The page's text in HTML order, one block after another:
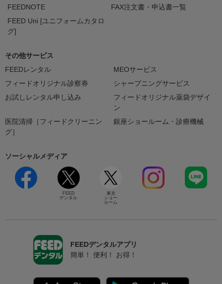
FEEDNOTE
FAX注文書・申込書一覧
FEED Uni [ユニフォームカタロ
グ]
その他サービス
FEEDレンタル
MEOサービス
フィードオリジナル診察券
シャープニングサービス
お試しレンタル申し込み
フィードオリジナル薬袋デザイ
ン
医院清掃［フィードクリーニン
グ］
銀座ショールーム・診療機械
ソーシャルメディア
FEED
デンタル
東京
ショー
ルーム
FEEDデンタルアプリ
簡単！ 便利！ お得！